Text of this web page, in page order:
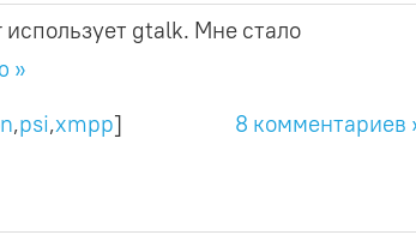
gtalk. Мне стало
»
,psi,xmpp] 8 комментариев